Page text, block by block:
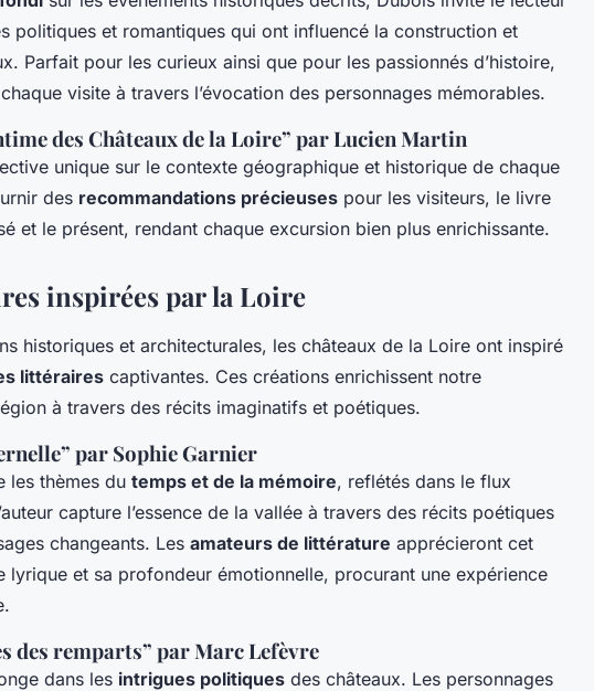
politiques et romantiques qui ont influencé la construction et
Parfait pour les curieux ainsi que pour les passionnés d’histoire,
visite à travers l’évocation des personnages mémorables.
des Châteaux de la Loire” par Lucien Martin
unique sur le contexte géographique et historique de chaque
des recommandations précieuses pour les visiteurs, le livre
et le présent, rendant chaque excursion bien plus enrichissante.
inspirées par la Loire
historiques et architecturales, les châteaux de la Loire ont inspiré
littéraires captivantes. Ces créations enrichissent notre
à travers des récits imaginatifs et poétiques.
par Sophie Garnier
les thèmes du temps et de la mémoire, reflétés dans le flux
capture l’essence de la vallée à travers des récits poétiques
changeants. Les amateurs de littérature apprécieront cet
lyrique et sa profondeur émotionnelle, procurant une expérience
des remparts” par Marc Lefèvre
dans les intrigues politiques des châteaux. Les personnages